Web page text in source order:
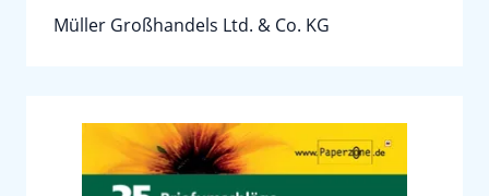
Müller Großhandels Ltd. & Co. KG